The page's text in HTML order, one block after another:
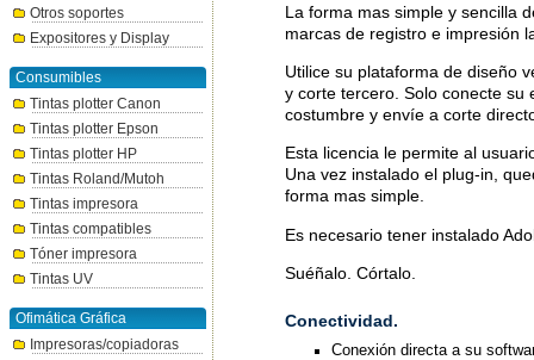
Otros soportes
Expositores y Display
Consumibles
Tintas plotter Canon
Tintas plotter Epson
Tintas plotter HP
Tintas Roland/Mutoh
Tintas impresora
Tintas compatibles
Tóner impresora
Tintas UV
Ofimática Gráfica
Impresoras/copiadoras
La forma mas simple y sencilla
marcas de registro e impresión
Utilice su plataforma de diseño
y corte tercero. Solo conecte su
costumbre y envíe a corte
Esta licencia le permite al
Una vez instalado el plug-in,
forma mas simple.
Es necesario tener instalado
Suéñalo. Córtalo.
Conectividad.
Conexión directa a su